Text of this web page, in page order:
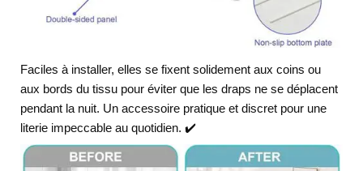
Faciles à installer, elles se fixent solidement aux coins ou
aux bords du tissu pour éviter que les draps ne se déplacent
pendant la nuit. Un accessoire pratique et discret pour une
literie impeccable au quotidien. ✔️